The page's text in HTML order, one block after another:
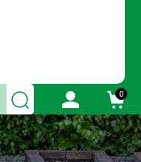
0